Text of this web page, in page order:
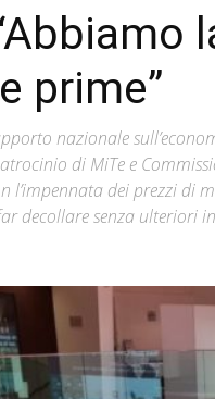
prime”
nazionale
di MiTe e
l’impennata dei prezzi di
decollare senza ulteriori